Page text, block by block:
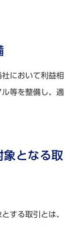
において利益相
等を整備し、適
象となる取
する取引とは、